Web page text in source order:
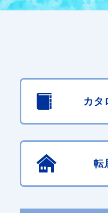
カタ
転